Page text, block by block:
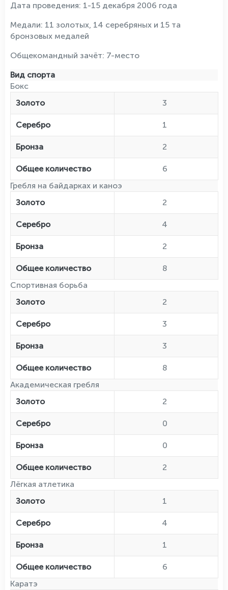
Дата проведения: 1-15 декабря 2006 года
Медали: 11 золотых, 14 серебряных и 15 та
бронзовых медалей
Общекомандный зачёт: 7-место
Вид спорта
Бокс
Золото
3
Серебро 1
Бронза 2
Общее количество
6
Гребля на байдарках и каноэ
Золото
2
Серебро 4
Бронза 2
Общее количество
8
Спортивная борьба
Золото
2
Серебро 3
Бронза 3
Общее количество
8
Академическая гребля
Золото
2
Серебро 0
Бронза 0
Общее количество
2
Лёгкая атлетика
Золото
1
Серебро 4
Бронза 1
Общее количество
6
Каратэ